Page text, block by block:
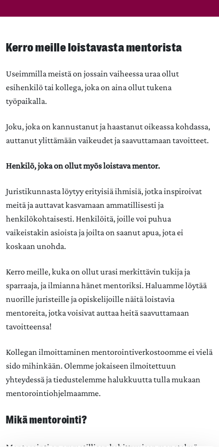
Kerro meille loistavasta mentorista
Useimmilla meistä on jossain vaiheessa uraa ollut
esihenkilö tai kollega, joka on aina ollut tukena
työpaikalla.
Joku, joka on kannustanut ja haastanut oikeassa kohdassa,
auttanut ylittämään vaikeudet ja saavuttamaan tavoitteet.
Henkilö, joka on ollut myös loistava mentor.
Juristikunnasta löytyy erityisiä ihmisiä, jotka inspiroivat
meitä ja auttavat kasvamaan ammatillisesti ja
henkilökohtaisesti. Henkilöitä, joille voi puhua
vaikeistakin asioista ja joilta on saanut apua, jota ei
koskaan unohda.
Kerro meille, kuka on ollut urasi merkittävin tukija ja
sparraaja, ja ilmianna hänet mentoriksi. Haluamme löytää
nuorille juristeille ja opiskelijoille näitä loistavia
mentoreita, jotka voisivat auttaa heitä saavuttamaan
tavoitteensa!
Kollegan ilmoittaminen mentorointiverkostoomme ei vielä
sido mihinkään. Olemme jokaiseen ilmoitettuun
yhteydessä ja tiedustelemme halukkuutta tulla mukaan
mentorointiohjelmaamme.
Mikä mentorointi?